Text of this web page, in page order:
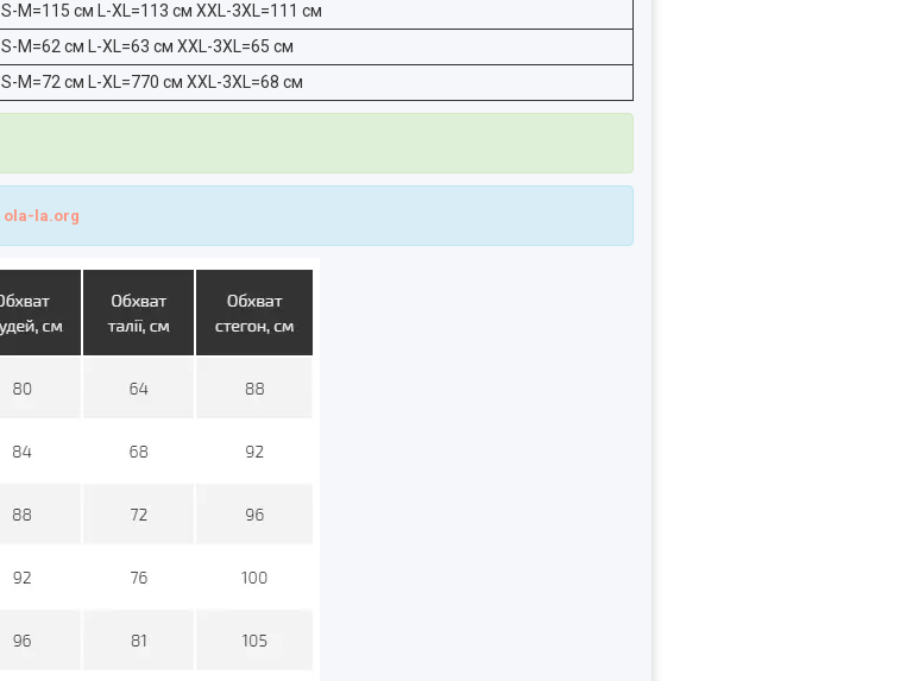
S-M=115 см L-XL=113 см XXL-3XL=111 см
S-M=62 см L-XL=63 см XXL-3XL=65 см
S-M=72 см L-XL=770 см XXL-3XL=68 см
ola-la.org